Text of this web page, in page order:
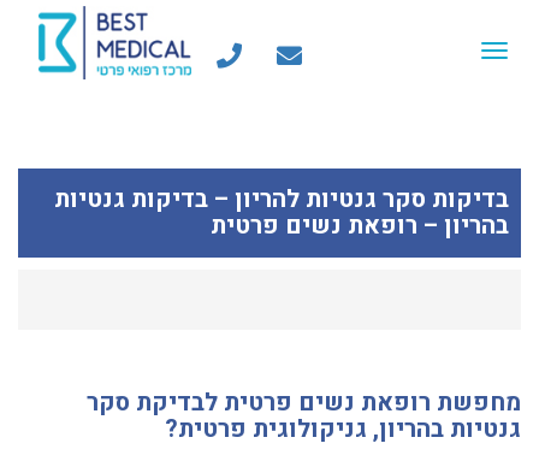
Toggle
בדיקות סקר גנטיות להריון – בדיקות גנטיות
בהריון – רופאת נשים פרטית
מחפשת רופאת נשים פרטית לבדיקת סקר
גנטיות בהריון, גניקולוגית פרטית?